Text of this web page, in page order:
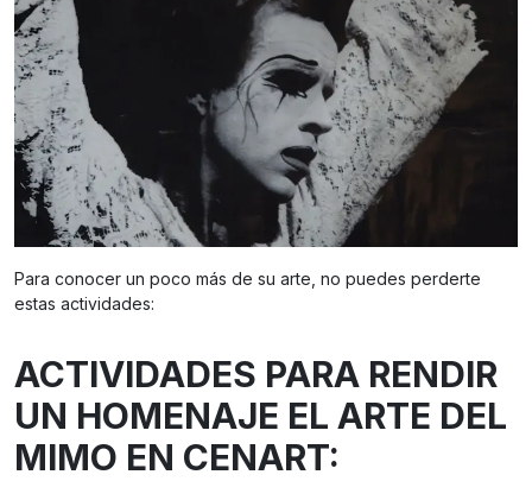
Para conocer un poco más de su arte, no puedes perderte
estas actividades:
ACTIVIDADES PARA RENDIR
UN HOMENAJE EL ARTE DEL
MIMO EN CENART: